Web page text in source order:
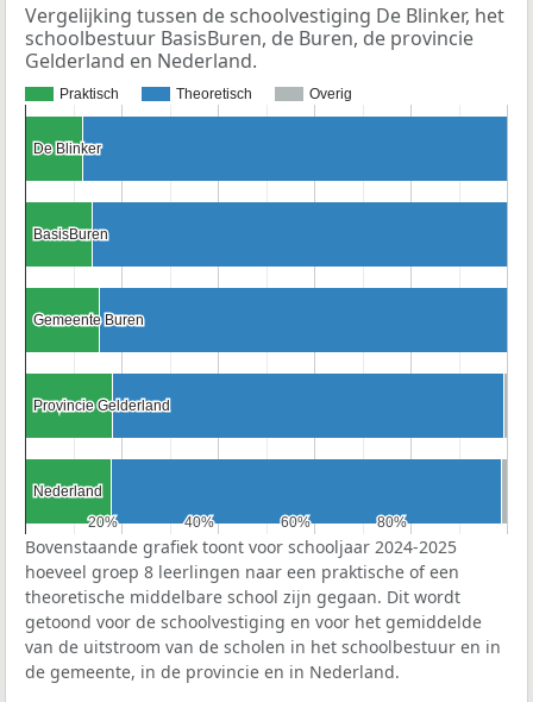
Vergelijking tussen de schoolvestiging De Blinker, het
schoolbestuur BasisBuren, de Buren, de provincie
Gelderland en Nederland.
Praktisch Theoretisch Overig
20%
20% 40%
40% 60%
60% 80%
80%
De Blinker
De Blinker
BasisBuren
BasisBuren
Gemeente Buren
Gemeente Buren
Provincie Gelderland
Provincie Gelderland
Nederland
Nederland
Bovenstaande grafiek toont voor schooljaar 2024-2025
hoeveel groep 8 leerlingen naar een praktische of een
theoretische middelbare school zijn gegaan. Dit wordt
getoond voor de schoolvestiging en voor het gemiddelde
van de uitstroom van de scholen in het schoolbestuur en in
de gemeente, in de provincie en in Nederland.